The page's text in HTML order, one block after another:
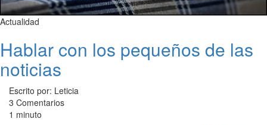
Actualidad
Hablar con los pequeños de las
noticias
Escrito por: Leticia
3 Comentarios
1 minuto